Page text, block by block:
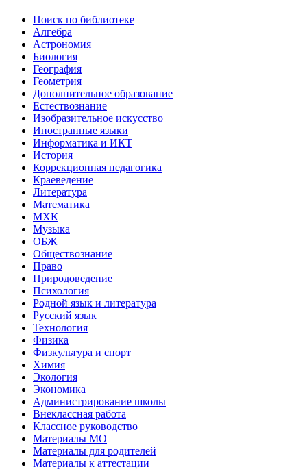
Поиск по библиотеке
Алгебра
Астрономия
Биология
География
Геометрия
Дополнительное образование
Естествознание
Изобразительное искусство
Иностранные языки
Информатика и ИКТ
История
Коррекционная педагогика
Краеведение
Литература
Математика
МХК
Музыка
ОБЖ
Обществознание
Право
Природоведение
Психология
Родной язык и литература
Русский язык
Технология
Физика
Физкультура и спорт
Химия
Экология
Экономика
Администрирование школы
Внеклассная работа
Классное руководство
Материалы МО
Материалы для родителей
Материалы к аттестации